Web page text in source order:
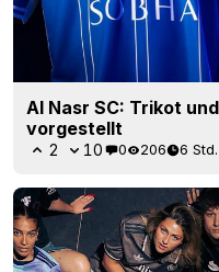
Al Nasr SC: Trikot
vorgestellt
2 10 0 206 6 Std.